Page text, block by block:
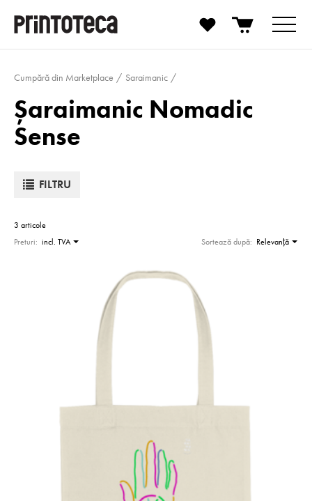
Cumpără din Marketplace Saraimanic
Șaraimanic Nomadic
Sense
FILTRU
3 articole
Preturi: incl. TVA Sortează după: Relevanţă